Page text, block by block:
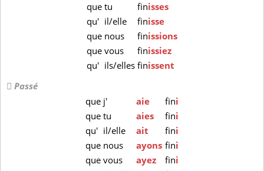
quetu finisses
qu' il/elle finisse
que nous finissions
quevous finissiez
qu' ils/ellesfinissent
Passé
que j' aie fini
quetu aies fini
qu' il/elle ait fini
que nous ayons fini
quevous ayez fini